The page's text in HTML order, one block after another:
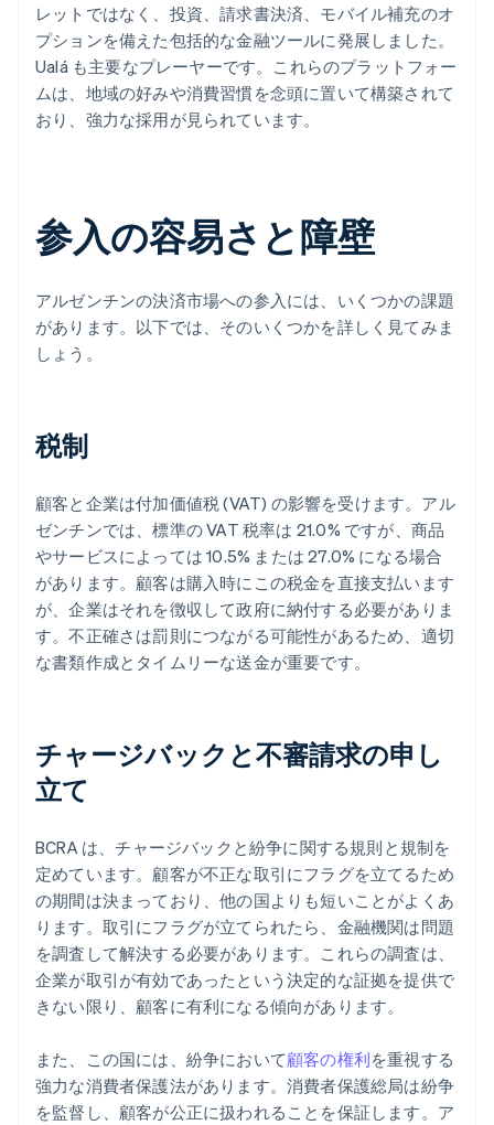
レットではなく、投資、請求書決済、モバイル補充のオ
プションを備えた包括的な金融ツールに発展しました。
Ualá も主要なプレーヤーです。これらのプラットフォー
ムは、地域の好みや消費習慣を念頭に置いて構築されて
おり、強力な採用が見られています。
参入の容易さと障壁
アルゼンチンの決済市場への参入には、いくつかの課題
があります。以下では、そのいくつかを詳しく見てみま
しょう。
税制
顧客と企業は付加価値税 (VAT) の影響を受けます。アル
ゼンチンでは、標準の VAT 税率は 21.0% ですが、商品
やサービスによっては 10.5% または 27.0% になる場合
があります。顧客は購入時にこの税金を直接支払います
が、企業はそれを徴収して政府に納付する必要がありま
す。不正確さは罰則につながる可能性があるため、適切
な書類作成とタイムリーな送金が重要です。
チャージバックと不審請求の申し
立て
BCRA は、チャージバックと紛争に関する規則と規制を
定めています。顧客が不正な取引にフラグを立てるため
の期間は決まっており、他の国よりも短いことがよくあ
ります。取引にフラグが立てられたら、金融機関は問題
を調査して解決する必要があります。これらの調査は、
企業が取引が有効であったという決定的な証拠を提供で
きない限り、顧客に有利になる傾向があります。
また、この国には、紛争において顧客の権利を重視する
強力な消費者保護法があります。消費者保護総局は紛争
を監督し、顧客が公正に扱われることを保証します。ア